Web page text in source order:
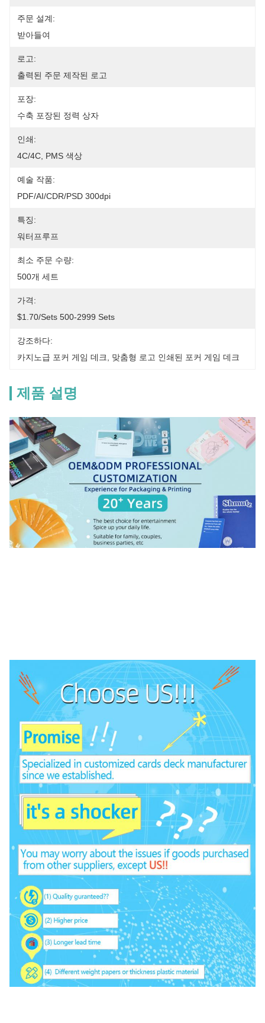
주문 설계:
받아들여
로고:
출력된 주문 제작된 로고
포장:
수축 포장된 정력 상자
인쇄:
4C/4C, PMS 색상
예술 작품:
PDF/AI/CDR/PSD 300dpi
특징:
워터프루프
최소 주문 수량:
500개 세트
가격:
$1.70/sets 500-2999 Sets
강조하다:
카지노급 포커 게임 데크
맞춤형 로고 인쇄된 포커 게임 데크
제품 설명